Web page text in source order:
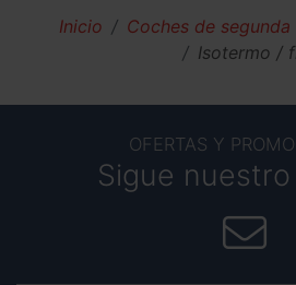
Inicio
Coches de
Isotermo /
OFERTAS Y
Sigue